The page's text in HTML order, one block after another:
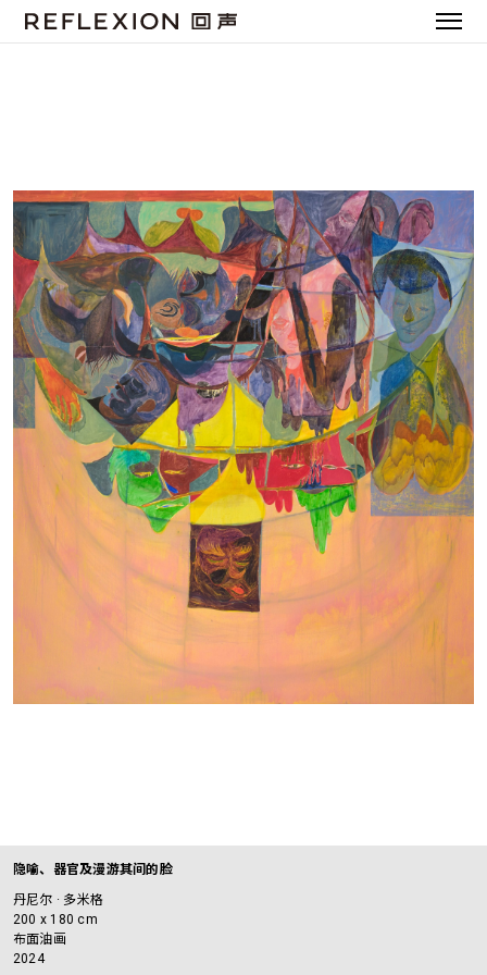
隐喻、器官及漫游其间的脸
丹尼尔 · 多米格
200 x 180 cm
布面油画
2024